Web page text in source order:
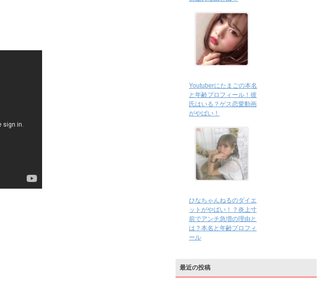
Youtuberにたまごの本名
と年齢プロフィール！彼
氏はいる？ゲス恋愛動画
がやばい！
ひなちゃんねるのダイエ
ットがやばい！？炎上寸
前でアンチ急増の理由と
は？本名と年齢プロフィ
ール
最近の投稿